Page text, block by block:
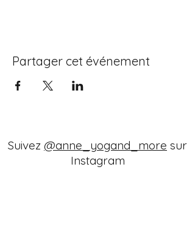
Partager cet événement
Suivez @anne_yogand_more sur
Instagram